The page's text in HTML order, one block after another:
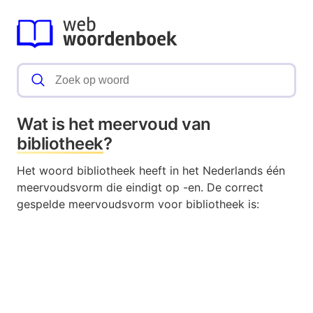
Wat is het meervoud van
bibliotheek?
Het woord bibliotheek heeft in het Nederlands één
meervoudsvorm die eindigt op -en. De correct
gespelde meervoudsvorm voor bibliotheek is: